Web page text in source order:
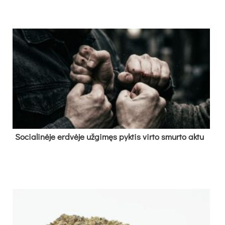
So­cia­li­nė­je erd­vė­je už­gi­męs pyk­tis vir­to smur­to ak­tu